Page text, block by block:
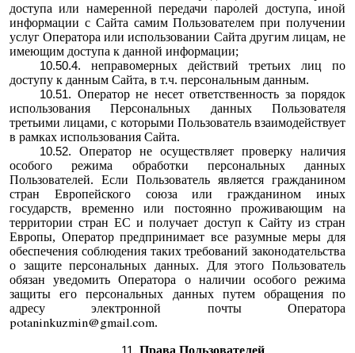
доступа или намеренной передачи паролей доступа, иной
информации с Сайта самим Пользователем при получении
услуг Оператора или использовании Сайта другим лицам, не
имеющим доступа к данной информации;
неправомерных действий третьих лиц по
доступу к данным Сайта, в т.ч. персональным данным.
Оператор не несет ответственность за порядок
использования Персональных данных Пользователя
третьими лицами, с которыми Пользователь взаимодействует
в рамках использования Сайта.
Оператор не осуществляет проверку наличия
особого режима обработки персональных данных
Пользователей. Если Пользователь является гражданином
стран Европейского союза или гражданином иных
государств, временно или постоянно проживающим на
территории стран ЕС и получает доступ к Сайту из стран
Европы, Оператор предпринимает все разумные меры для
обеспечения соблюдения таких требований законодательства
о защите персональных данных. Для этого Пользователь
обязан уведомить Оператора о наличии особого режима
защиты его персональных данных путем обращения по
адресу электронной почты Оператора
potaninkuzmin@gmail.com.
Права Пользователей